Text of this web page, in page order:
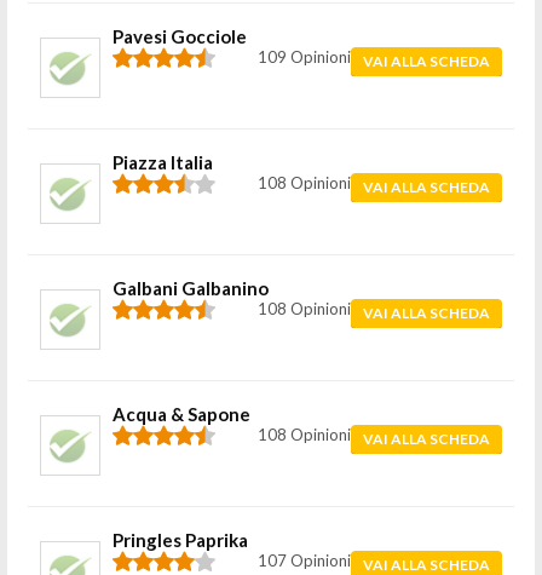
Pavesi Gocciole
109 Opinioni VAI ALLA SCHEDA
Piazza Italia
108 Opinioni VAI ALLA SCHEDA
Galbani Galbanino
108 Opinioni VAI ALLA SCHEDA
Acqua & Sapone
108 Opinioni VAI ALLA SCHEDA
Pringles Paprika
107 Opinioni VAI ALLA SCHEDA